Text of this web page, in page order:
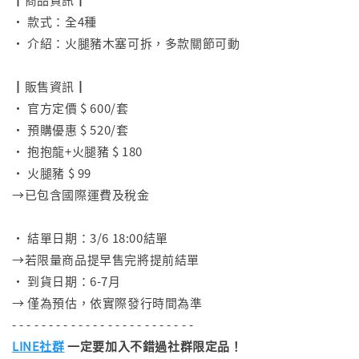
• 款式：全4種
• 介紹：火腿豬木塞可拆，多款關節可動
┃販售資訊┃
• 官方定價 $ 600/套
• 預購優惠 $ 520/套
• 抱抱龍+火腿豬 $ 180
• 火腿豬 $ 99
→已包含國際運費及稅金
• 結單日期：3/6 18:00結單
→若限量商品提早售完將提前結單
• 到貨日期：6-7月
→ 僅為預估，依實際發行時間為準
- - - - - - - - - - - - - - - - - - - - - - - - -
LINE社群一定要加入不錯過社群限定品！